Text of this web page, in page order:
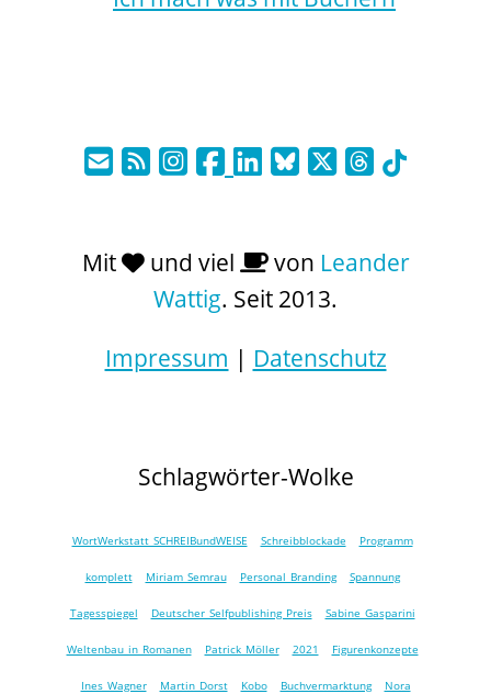
Mit und viel von Leander
Wattig. Seit 2013.
Impressum | Datenschutz
Schlagwörter-Wolke
WortWerkstatt SCHREIBundWEISE Schreibblockade Programm
komplett Miriam Semrau Personal Branding Spannung
Tagesspiegel Deutscher Selfpublishing Preis Sabine Gasparini
Weltenbau in Romanen Patrick Möller 2021 Figurenkonzepte
Ines Wagner Martin Dorst Kobo Buchvermarktung Nora